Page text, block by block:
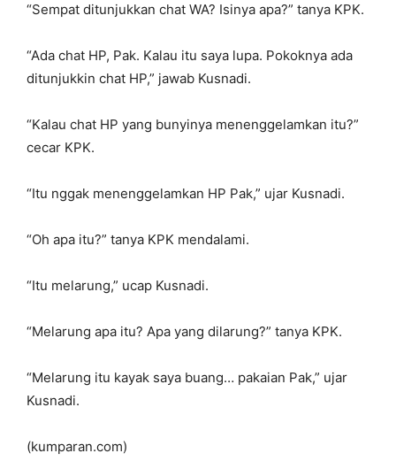
“Sempat ditunjukkan chat WA? Isinya apa?” tanya KPK.
“Ada chat HP, Pak. Kalau itu saya lupa. Pokoknya ada
ditunjukkin chat HP,” jawab Kusnadi.
“Kalau chat HP yang bunyinya menenggelamkan itu?”
cecar KPK.
“Itu nggak menenggelamkan HP Pak,” ujar Kusnadi.
“Oh apa itu?” tanya KPK mendalami.
“Itu melarung,” ucap Kusnadi.
“Melarung apa itu? Apa yang dilarung?” tanya KPK.
“Melarung itu kayak saya buang… pakaian Pak,” ujar
Kusnadi.
(kumparan.com)